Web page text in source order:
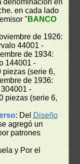
denominación en
en cada lado
" BANCO
de 1926:
44001 -
de 1934:
144001 -
piezas (serie 6,
de 1936:
-
piezas (serie 6,
: Del Diseño
agregó un
patrones
y Por el